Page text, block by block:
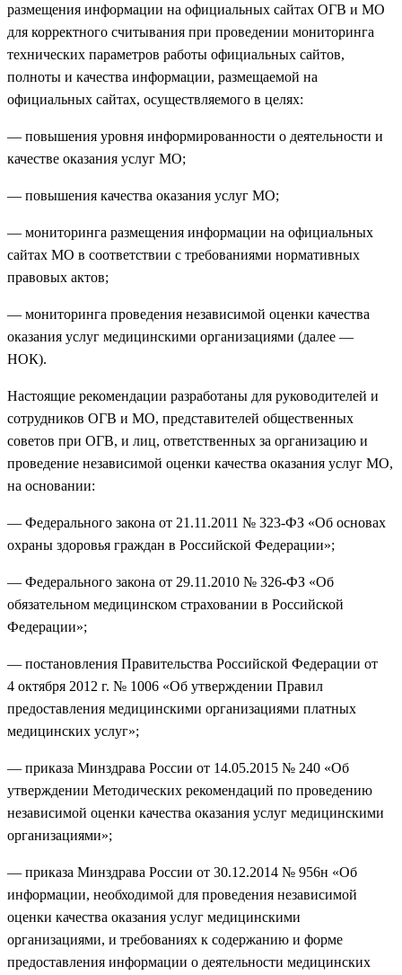
размещения информации на официальных сайтах ОГВ и МО
для корректного считывания при проведении мониторинга
технических параметров работы официальных сайтов,
полноты и качества информации, размещаемой на
официальных сайтах, осуществляемого в целях:
— повышения уровня информированности о деятельности и
качестве оказания услуг МО;
— повышения качества оказания услуг МО;
— мониторинга размещения информации на официальных
сайтах МО в соответствии с требованиями нормативных
правовых актов;
— мониторинга проведения независимой оценки качества
оказания услуг медицинскими организациями (далее —
НОК).
Настоящие рекомендации разработаны для руководителей и
сотрудников ОГВ и МО, представителей общественных
советов при ОГВ, и лиц, ответственных за организацию и
проведение независимой оценки качества оказания услуг МО,
на основании:
— Федерального закона от 21.11.2011 № 323-ФЗ «Об основах
охраны здоровья граждан в Российской Федерации»;
— Федерального закона от 29.11.2010 № 326-ФЗ «Об
обязательном медицинском страховании в Российской
Федерации»;
— постановления Правительства Российской Федерации от
4 октября 2012 г. № 1006 «Об утверждении Правил
предоставления медицинскими организациями платных
медицинских услуг»;
— приказа Минздрава России от 14.05.2015 № 240 «Об
утверждении Методических рекомендаций по проведению
независимой оценки качества оказания услуг медицинскими
организациями»;
— приказа Минздрава России от 30.12.2014 № 956н «Об
информации, необходимой для проведения независимой
оценки качества оказания услуг медицинскими
организациями, и требованиях к содержанию и форме
предоставления информации о деятельности медицинских